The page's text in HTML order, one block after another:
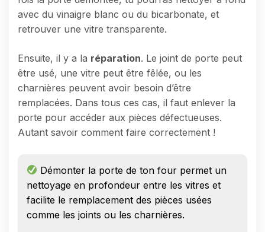
avec du vinaigre blanc ou du bicarbonate, et
retrouver une vitre transparente.
Ensuite, il y a la réparation. Le joint de porte peut
être usé, une vitre peut être fêlée, ou les
charnières peuvent avoir besoin d’être
remplacées. Dans tous ces cas, il faut enlever la
porte pour accéder aux pièces défectueuses.
Autant savoir comment faire correctement !
Démonter la porte de ton four permet un
nettoyage en profondeur entre les vitres et
facilite le remplacement des pièces usées
comme les joints ou les charnières.